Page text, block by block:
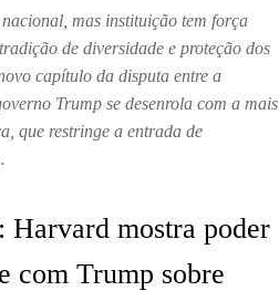
mas instituição tem força
de diversidade e proteção dos
capítulo da disputa entre a
Trump se desenrola com a mais
que restringe a entrada de
Harvard mostra poder
com Trump sobre